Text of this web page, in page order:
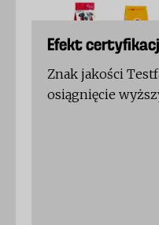
Efekt
Znak jakości
osiągnięcie